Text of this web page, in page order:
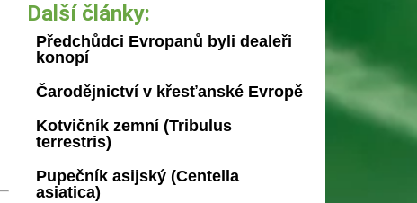
Další články:
Předchůdci Evropanů byli dealeři
konopí
Čarodějnictví v křesťanské Evropě
Kotvičník zemní (Tribulus
terrestris)
Pupečník asijský (Centella
asiatica)